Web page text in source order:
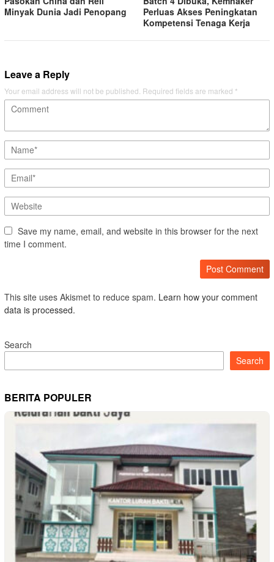
Minyak Dunia Jadi Penopang
Perluas Akses Peningkatan
Kompetensi Tenaga Kerja
Leave a Reply
Your email address will not be published. Required fields are marked *
Save my name, email, and website in this browser for the next
time I comment.
This site uses Akismet to reduce spam. Learn how your comment
data is processed.
Search
Search
BERITA POPULER